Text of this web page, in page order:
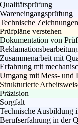
Qualitätsprüfung
Wareneingangsprüfung
Technische
Prüfpläne verstehen
Dokumentation von
Zusammenarbeit mit
Erfahrung mit
Umgang mit Mess- und
Strukturierte
Präzision
Sorgfalt
Technische Ausbildung
Berufserfahrung in der